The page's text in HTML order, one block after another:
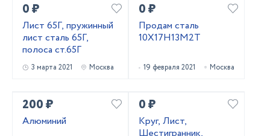
0 ₽
Лист 65Г, пружинный
лист сталь 65Г,
полоса ст.65Г
3 марта 2021 Москва
0 ₽
Продам сталь
10Х17Н13М2Т
19 февраля 2021 Москва
200 ₽
Алюминий
0 ₽
Круг, Лист,